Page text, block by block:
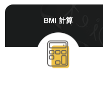
BMI 計算